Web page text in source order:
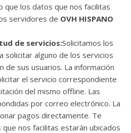
que los datos que nos facilitas
servidores de OVH HISPANO
de servicios:Solicitamos los
solicitar alguno de los servicios
de sus usuarios. La información
el servicio correspondiente
del mismo offline. Las
por correo electrónico. La
pagos directamente. Te
nos facilitas estarán ubicados